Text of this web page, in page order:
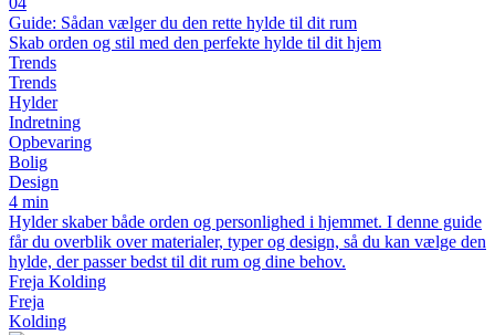
Guide: Sådan vælger du den rette hylde til dit rum
Skab orden og stil med den perfekte hylde til dit hjem
Trends
Trends
Hylder
Indretning
Opbevaring
Bolig
Design
4 min
Hylder skaber både orden og personlighed i hjemmet. I denne guide
får du overblik over materialer, typer og design, så du kan vælge den
hylde, der passer bedst til dit rum og dine behov.
Freja Kolding
Freja
Kolding